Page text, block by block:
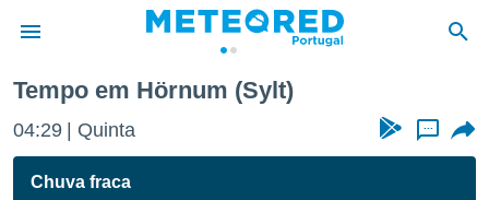
da
foi
Tempo em Hörnum (Sylt)
04:29 Quinta ...
Chuva fraca